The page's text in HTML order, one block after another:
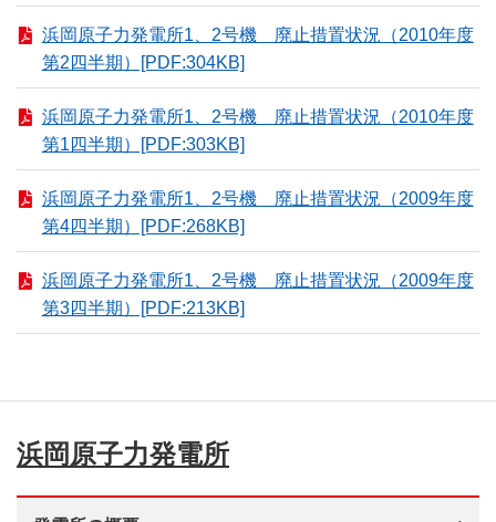
浜岡原子力発電所1、2号機 廃止措置状況（2010年度
第2四半期）[PDF:304KB]
浜岡原子力発電所1、2号機 廃止措置状況（2010年度
第1四半期）[PDF:303KB]
浜岡原子力発電所1、2号機 廃止措置状況（2009年度
第4四半期）[PDF:268KB]
浜岡原子力発電所1、2号機 廃止措置状況（2009年度
第3四半期）[PDF:213KB]
浜岡原子力発電所